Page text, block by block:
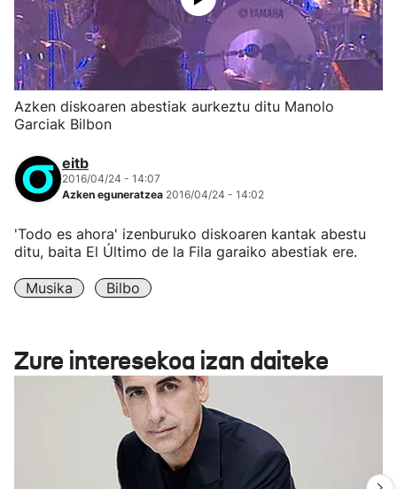
Azken diskoaren abestiak aurkeztu ditu Manolo
Garciak Bilbon
eitb
2016/04/24 - 14:07
Azken eguneratzea 2016/04/24 - 14:02
'Todo es ahora' izenburuko diskoaren kantak abestu
ditu, baita El Último de la Fila garaiko abestiak ere.
Musika Bilbo
Zure interesekoa izan daiteke